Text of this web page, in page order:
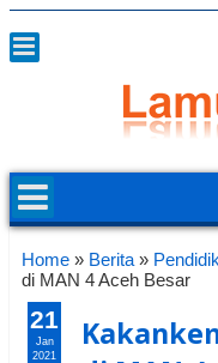
Home » Berita »
di MAN 4 Aceh Besar
21
Jan
2021